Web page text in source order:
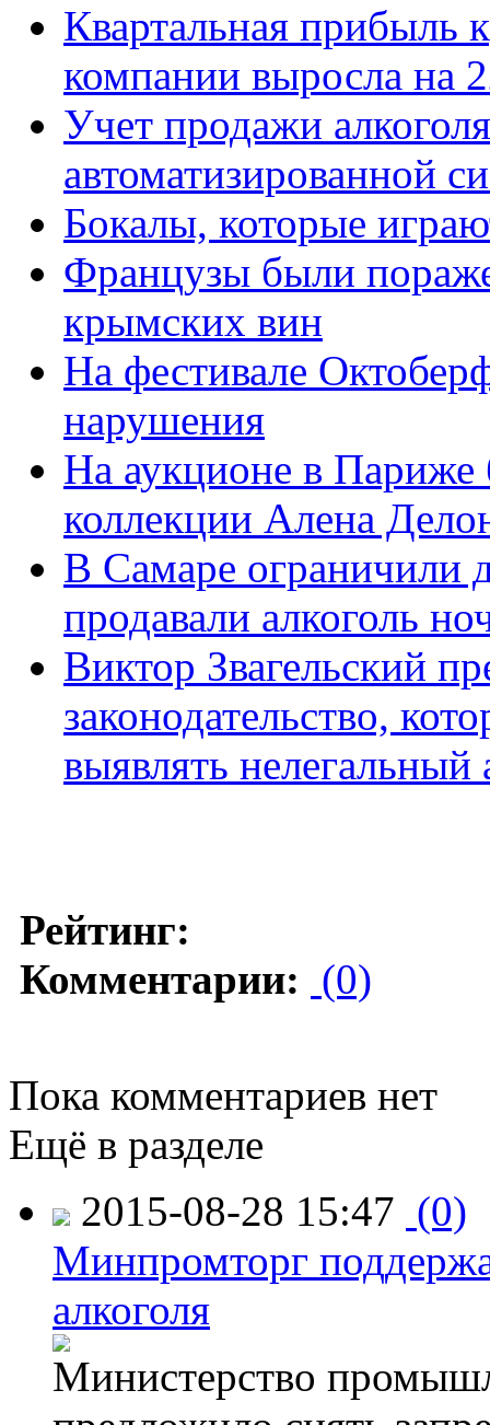
Квартальная прибыль
компании выросла на
Учет продажи
автоматизированной
Бокалы, которые
Французы были
крымских вин
На фестивале
нарушения
На аукционе в
коллекции Алена
В Самаре ограничили
продавали алкоголь
Виктор Звагельский
законодательство,
выявлять нелегальный
Рейтинг:
Комментарии: (0)
Пока комментариев нет
Ещё в разделе
2015-08-28 15:47 (0)
Минпромторг
алкоголя
Министерство